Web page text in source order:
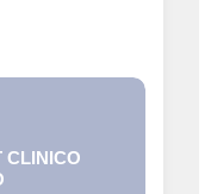
CLINICO